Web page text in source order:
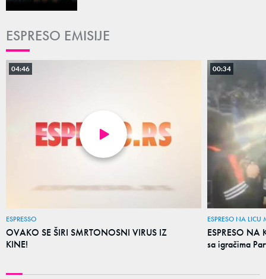
ESPRESO EMISIJE
04:46
ESPRESSO
OVAKO SE ŠIRI SMRTONOSNI VIRUS IZ
KINE!
00:34
ESPRESO NA LICU
ESPRESO
sa igračima